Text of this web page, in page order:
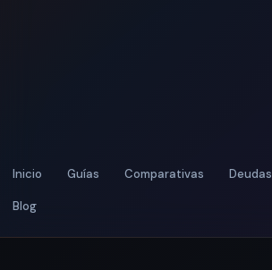
Inicio Guías Comparativas Deudas
Blog